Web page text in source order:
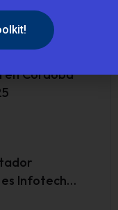
en Córdoba
Infotech…